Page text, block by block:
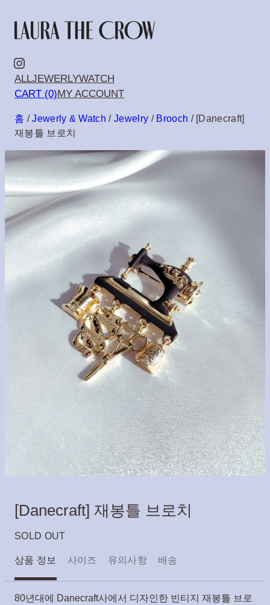
텐
츠
로
로
가
기
Instagram
ALLJEWERLYWATCH
CART (0)MY ACCOUNT
홈 /Jewerly & Watch /Jewelry / Brooch / [Danecraft]
재봉틀 브로치
[Danecraft] 재봉틀 브로치
SOLD OUT
상품 정보 사이즈 유의사항 배송
80년대에 Danecraft사에서 디자인한 빈티지 재봉틀 브로